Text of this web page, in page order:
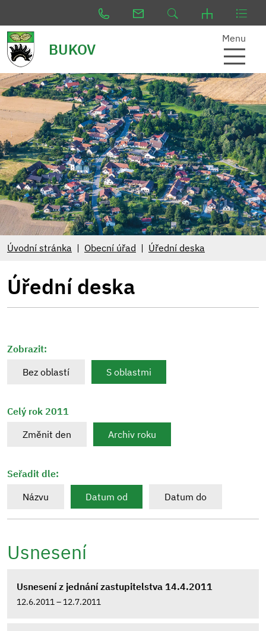
BUKOV
Menu
Úvodní stránka Obecní úřad Úřední deska
Úřední deska
Zobrazit:
Bez oblastí
S oblastmi
Celý rok 2011
Změnit den
Archiv roku
Seřadit dle:
Názvu
Datum od Datum do
Usnesení
Usnesení z jednání zastupitelstva 14.4.2011
12.6.2011 – 12.7.2011